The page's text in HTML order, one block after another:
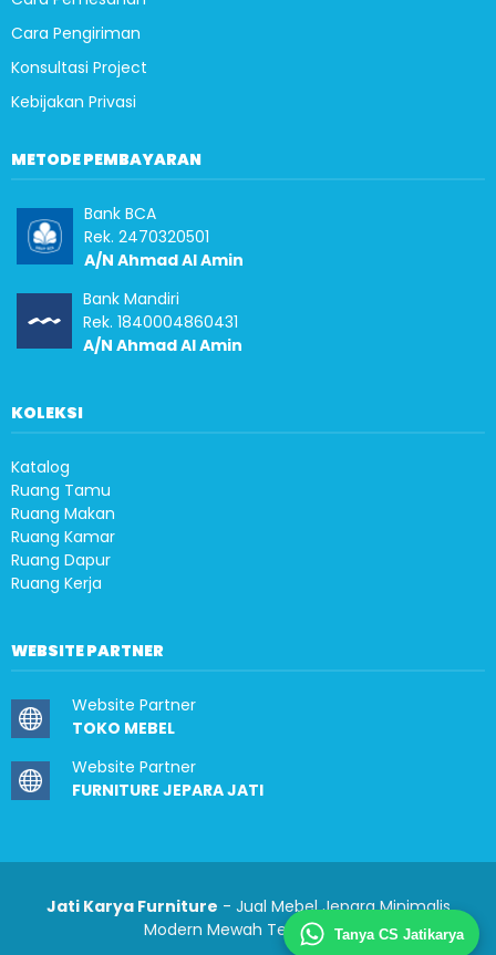
Cara Pengiriman
Konsultasi Project
Kebijakan Privasi
METODE PEMBAYARAN
Bank BCA
Rek. 2470320501
A/N Ahmad Al Amin
Bank Mandiri
Rek. 1840004860431
A/N Ahmad Al Amin
KOLEKSI
Katalog
Ruang Tamu
Ruang Makan
Ruang Kamar
Ruang Dapur
Ruang Kerja
WEBSITE PARTNER
Website Partner
TOKO MEBEL
Website Partner
FURNITURE JEPARA JATI
Jati Karya Furniture - Jual Mebel Jepara Minimalis
Modern Mewah TerlengkapTanya CS Jatikarya